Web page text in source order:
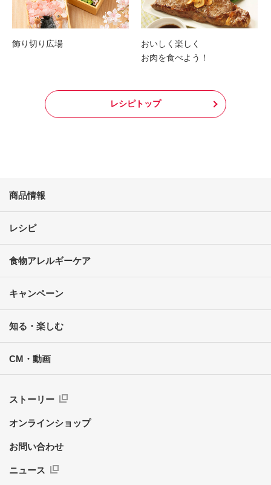
飾り切り広場
おいしく楽しく
お肉を食べよう！
レシピトップ
商品情報
レシピ
食物アレルギーケア
キャンペーン
知る・楽しむ
CM・動画
ストーリー
オンラインショップ
お問い合わせ
ニュース